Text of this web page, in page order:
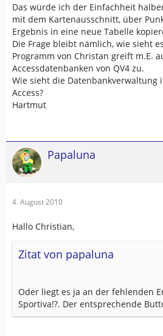
Das würde ich der Einfachheit
mit dem Kartenausschnitt, über
Ergebnis in eine neue Tabelle
Die Frage bleibt nämlich, wie sieht
Programm von Christan greift m.E.
Accessdatenbanken von QV4 zu.
Wie sieht die Datenbankverwaltung
Access?
Hartmut
Papaluna
4. August 2010
Hallo Christian,
Zitat von papaluna
Oder liegt es ja an der fehlenden
Sportiva!?. Der entsprechende